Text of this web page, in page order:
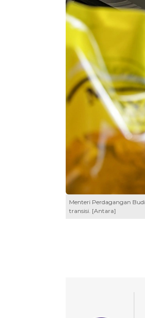
Menteri Perdagangan
transisi. [Antara]